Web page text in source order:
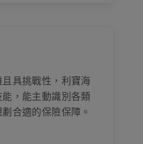
具挑戰性，利寶海
，能主動識別各類
合適的保險保障。